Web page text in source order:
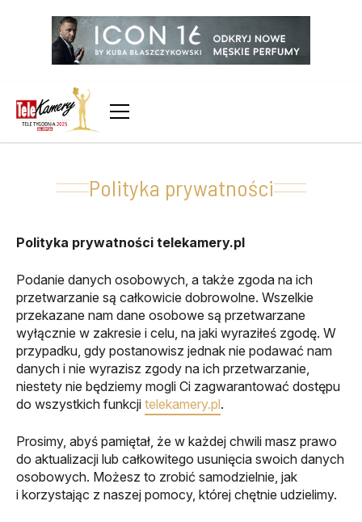
Polityka prywatności
Polityka prywatności telekamery.pl
Podanie danych osobowych, a także zgoda na ich
przetwarzanie są całkowicie dobrowolne. Wszelkie
przekazane nam dane osobowe są przetwarzane
wyłącznie w zakresie i celu, na jaki wyraziłeś zgodę. W
przypadku, gdy postanowisz jednak nie podawać nam
danych i nie wyrazisz zgody na ich przetwarzanie,
niestety nie będziemy mogli Ci zagwarantować dostępu
do wszystkich funkcji telekamery.pl.
Prosimy, abyś pamiętał, że w każdej chwili masz prawo
do aktualizacji lub całkowitego usunięcia swoich danych
osobowych. Możesz to zrobić samodzielnie, jak
i korzystając z naszej pomocy, której chętnie udzielimy.